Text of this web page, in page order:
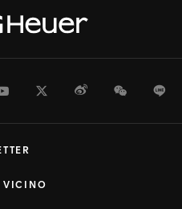
YoutubeTwitterWeiboWeChat
VICINO